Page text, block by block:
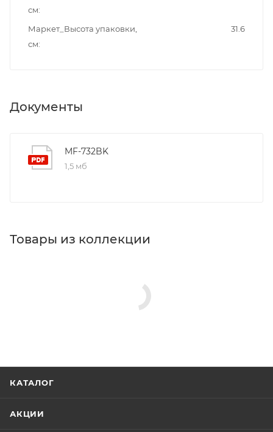
см
Маркет_Высота упаковки,
см
31.6
Документы
MF-732BK
1,5 мб
Товары из коллекции
КАТАЛОГ
АКЦИИ